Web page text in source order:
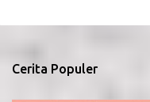
o
i
Cerita Populer